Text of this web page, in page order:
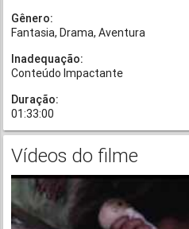
Gênero:
Fantasia Drama Aventura
Inadequação:
Conteúdo Impactante
Duração:
01:33:00
Vídeos do filme